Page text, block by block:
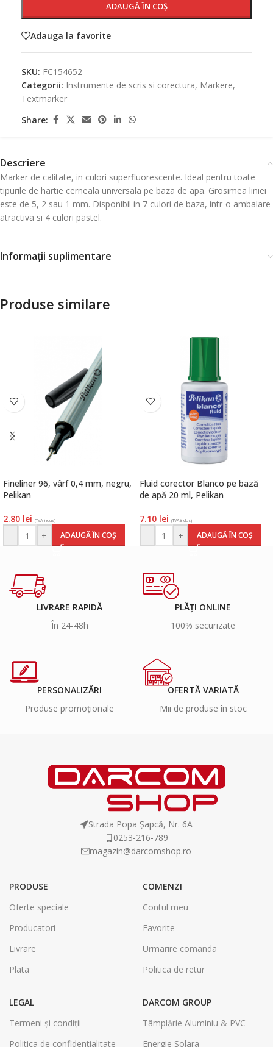
ADAUGĂ ÎN COȘ
Adauga la favorite
SKU: FC154652
Categorii: Instrumente de scris si corectura, Markere,
Textmarker
Share:
Descriere
Marker de calitate, in culori superfluorescente. Ideal pentru toate
tipurile de hartie cerneala universala pe baza de apa. Grosimea liniei
este de 5, 2 sau 1 mm. Disponibil in 7 culori de baza, intr-o ambalare
atractiva si 4 culori pastel.
Informații suplimentare
Produse similare
Fineliner 96, vârf 0,4 mm, negru,
Pelikan
2.80 lei (TVA inclus)
- + ADAUGĂ ÎN COȘ
Fluid corector Blanco pe bază
de apă 20 ml, Pelikan
7.10 lei (TVA inclus)
- + ADAUGĂ ÎN COȘ
LIVRARE RAPIDĂ
În 24-48h
PLĂȚI ONLINE
100% securizate
PERSONALIZĂRI
Produse promoționale
OFERTĂ VARIATĂ
Mii de produse în stoc
Strada Popa Șapcă, Nr. 6A
0253-216-789
magazin@darcomshop.ro
PRODUSE
Oferte speciale
Producatori
Livrare
Plata
COMENZI
Contul meu
Favorite
Urmarire comanda
Politica de retur
LEGAL
Termeni și condiții
Politica de confidentialitate
DARCOM GROUP
Tâmplărie Aluminiu & PVC
Energie Solara